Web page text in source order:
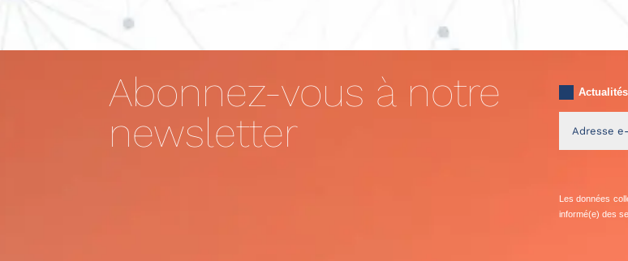
Abonnez-vous à notre
newsletter
Les données
informé(e) des